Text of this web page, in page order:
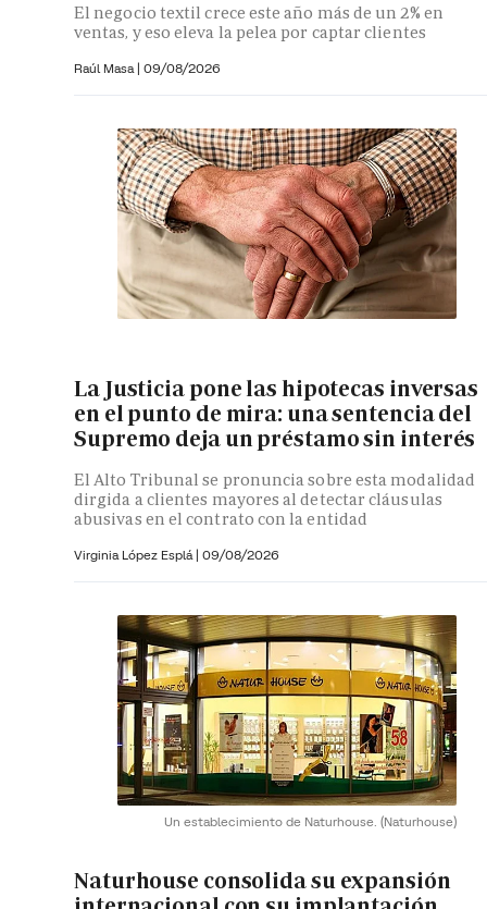
El negocio textil crece este año más de un 2% en
ventas, y eso eleva la pelea por captar clientes
Raúl Masa | 09/08/2026
La Justicia pone las hipotecas inversas
en el punto de mira: una sentencia del
Supremo deja un préstamo sin interés
El Alto Tribunal se pronuncia sobre esta modalidad
dirgida a clientes mayores al detectar cláusulas
abusivas en el contrato con la entidad
Virginia López Esplá | 09/08/2026
Un establecimiento de Naturhouse. (Naturhouse)
Naturhouse consolida su expansión